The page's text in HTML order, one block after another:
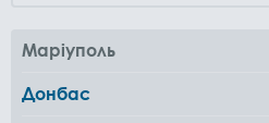
Маріуполь
Донбас